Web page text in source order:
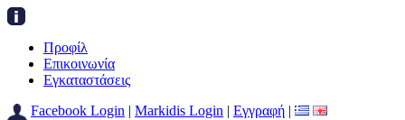
Προφίλ
Επικοινωνία
Εγκαταστάσεις
Facebook Login | Markidis Login | Εγγραφή |